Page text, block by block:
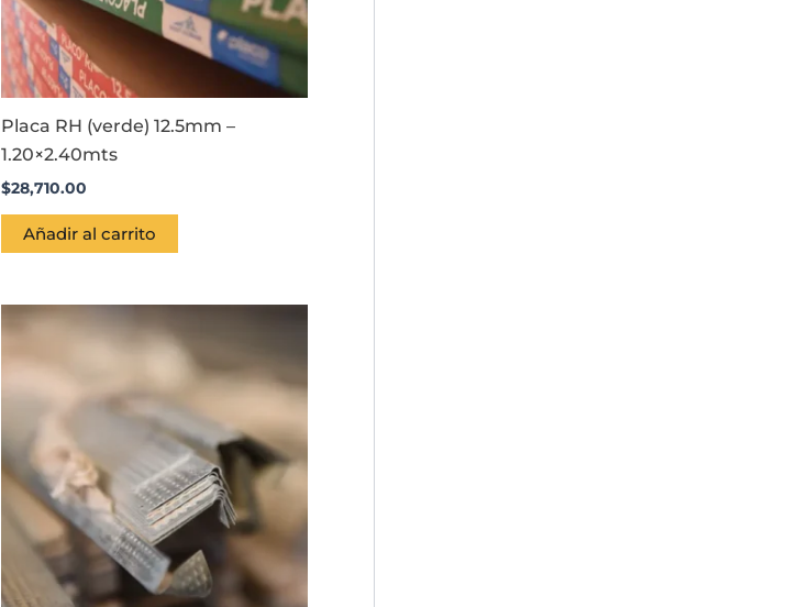
Placa RH (verde) 12.5mm –
1.20×2.40mts
$28,710.00
Añadir al carrito